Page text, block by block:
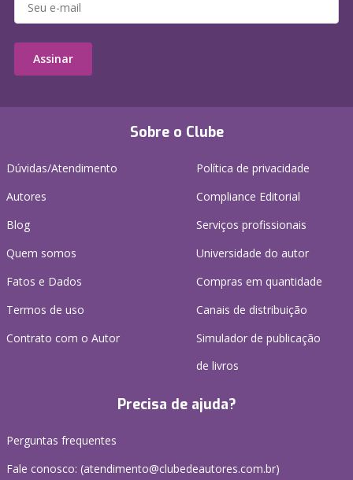
Sobre o Clube
Dúvidas/Atendimento
Autores
Blog
Quem somos
Fatos e Dados
Termos de uso
Contrato com o Autor
Política de privacidade
Compliance Editorial
Serviços profissionais
Universidade do autor
Compras em quantidade
Canais de distribuição
Simulador de publicação
de livros
Precisa de ajuda?
Perguntas frequentes
Fale conosco: (atendimento@clubedeautores.com.br)
Assinar